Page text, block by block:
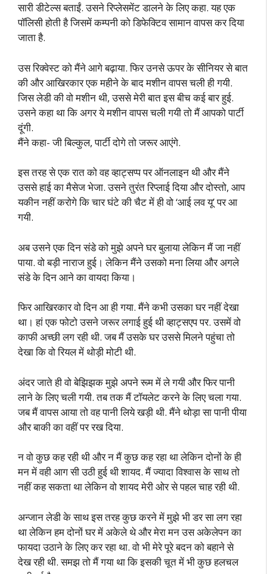
सारी डीटेल्स बताईं. उसने रिप्लेसमेंट डालने के लिए कहा. यह एक
पॉलिसी होती है जिसमें कम्पनी को डिफेक्टिव सामान वापस कर दिया
जाता है.
उस रिक्वेस्ट को मैंने आगे बढ़ाया. फिर उनसे ऊपर के सीनियर से बात
की और आखिरकार एक महीने के बाद मशीन वापस चली ही गयी.
जिस लेडी की वो मशीन थी, उससे मेरी बात इस बीच कई बार हुई.
उसने कहा था कि अगर ये मशीन वापस चली गयी तो मैं आपको पार्टी
दूंगी.
मैंने कहा- जी बिल्कुल, पार्टी दोगे तो जरूर आएंगे.
इस तरह से एक रात को वह व्हाट्सप्प पर ऑनलाइन थी और मैंने
उससे हाई का मैसेज भेजा. उसने तुरंत रिप्लाई दिया और दोस्तो, आप
यकीन नहीं करोगे कि चार घंटे की चैट में ही वो ‘आई लव यू’ पर आ
गयी.
अब उसने एक दिन संडे को मुझे अपने घर बुलाया लेकिन मैं जा नहीं
पाया. वो बड़ी नाराज हुई। लेकिन मैंने उसको मना लिया और अगले
संडे के दिन आने का वायदा किया।
फिर आखिरकार वो दिन आ ही गया. मैंने कभी उसका घर नहीं देखा
था। हां एक फोटो उसने जरूर लगाई हुई थी व्हाट्सएप पर. उसमें वो
काफी अच्छी लग रही थी. जब मैं उसके घर उससे मिलने पहुंचा तो
देखा कि वो रियल में थोड़ी मोटी थी.
अंदर जाते ही वो बेझिझक मुझे अपने रूम में ले गयी और फिर पानी
लाने के लिए चली गयी. तब तक मैं टॉयलेट करने के लिए चला गया.
जब मैं वापस आया तो वह पानी लिये खड़ी थी. मैंने थोड़ा सा पानी पीया
और बाकी का वहीं पर रख दिया.
न वो कुछ कह रही थी और न मैं कुछ कह रहा था लेकिन दोनों के ही
मन में वही आग सी उठी हुई थी शायद. मैं ज्यादा विश्वास के साथ तो
नहीं कह सकता था लेकिन वो शायद मेरी ओर से पहल चाह रही थी.
अन्जान लेडी के साथ इस तरह कुछ करने में मुझे भी डर सा लग रहा
था लेकिन हम दोनों घर में अकेले थे और मेरा मन उस अकेलेपन का
फायदा उठाने के लिए कर रहा था. वो भी मेरे पूरे बदन को बहाने से
देख रही थी. समझ तो मैं गया था कि इसकी चूत में भी कुछ हलचल